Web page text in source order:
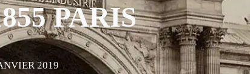
PARIS
2019